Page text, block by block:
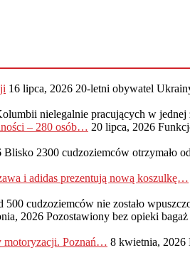
16 lipca, 2026 20-letni obywatel
nielegalnie pracujących w
– 280 osób… 20 lipca, 2026
Blisko 2300 cudzoziemców otrzymało
i adidas prezentują nową koszulkę…
500 cudzoziemców nie zostało
2026 Pozostawiony bez opieki
motoryzacji. Poznań… 8 kwietnia, 2026